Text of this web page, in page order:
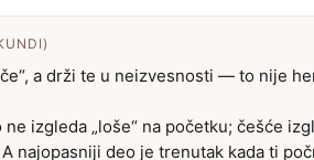
a drži te u neizvesnosti — to nije
izgleda „loše“ na početku; češće
najopasniji deo je trenutak kada ti